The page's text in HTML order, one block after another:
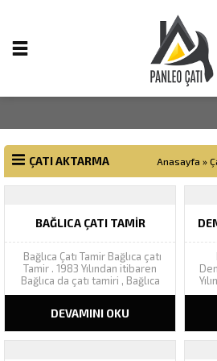
ÇATI AKTARMA Anasayfa »
BAĞLICA ÇATI TAMIR
Bağlıca Çatı Tamir Bağlıca çatı
Tamir . 1983 Yılından itibaren
Bağlıca da çatı tamiri , Bağlıca
çatı Tamir , çatı onarım, çatı
eksiz oluk ve kenet çatı
kaplamaları alanında faaliyet
gösteren firmamız müşteri
DEVAMINI OKU
da